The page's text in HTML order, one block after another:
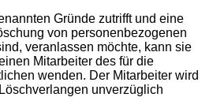
Gründe zutrifft und eine
von personenbezogenen
veranlassen möchte, kann sie
Mitarbeiter des für die
wenden. Der Mitarbeiter wird
unverzüglich